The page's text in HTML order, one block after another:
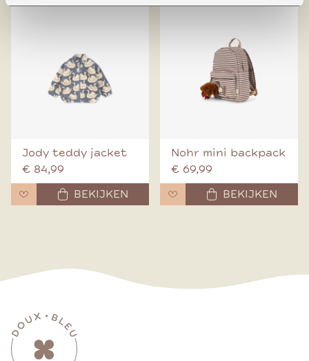
Jody teddy jacket
€ 84,99
BEKIJKEN
Nohr mini backpack
€ 69,99
BEKIJKEN